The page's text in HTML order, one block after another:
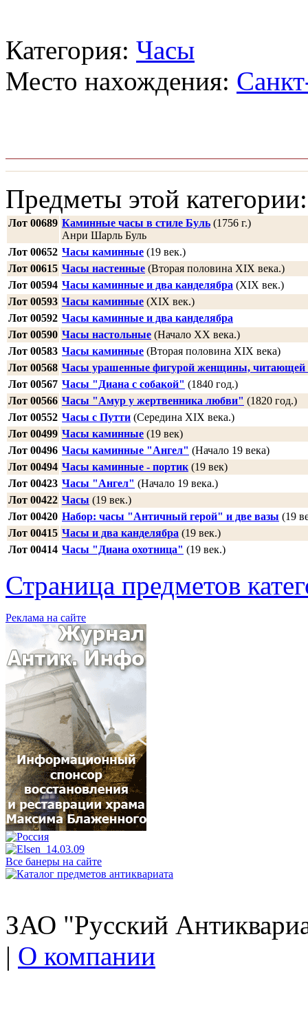
Категория: Часы
Место нахождения:
Предметы этой категории:
Лот 00689 Каминные часы в стиле Буль (1756 г.)
Анри Шарль Буль
Лот 00652 Часы каминные (19 век.)
Лот 00615 Часы настенные (Вторая половина XIX века.)
Лот 00594 Часы каминные и два канделябра (XIX век.)
Лот 00593 Часы каминные (XIX век.)
Лот 00592 Часы каминные и два канделябра
Лот 00590 Часы настольные (Начало XX века.)
Лот 00583 Часы каминные (Вторая половина XIX века)
Лот 00568 Часы урашенные фигурой женщины, читающей
Лот 00567 Часы "Диана с собакой" (1840 год.)
Лот 00566 Часы "Амур у жертвенника любви" (1820 год.)
Лот 00552 Часы с Путти (Середина XIX века.)
Лот 00499 Часы каминные (19 век)
Лот 00496 Часы каминные "Ангел" (Начало 19 века)
Лот 00494 Часы каминные - портик (19 век)
Лот 00423 Часы "Ангел" (Начало 19 века.)
Лот 00422 Часы (19 век.)
Лот 00420 Набор: часы "Античный герой" и две вазы (19
Лот 00415 Часы и два канделябра (19 век.)
Лот 00414 Часы "Диана охотница" (19 век.)
Страница предметов
Реклама на сайте
Все банеры на сайте
ЗАО "Русский
| О компании